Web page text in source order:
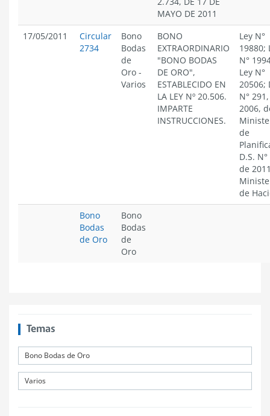
MAYO DE 2011
17/05/2011
Circular
2734
Bono
Bodas
de
Oro -
Varios
BONO
EXTRAORDINARIO
"BONO BODAS
DE ORO",
ESTABLECIDO EN
LA LEY Nº 20.506.
IMPARTE
INSTRUCCIONES.
Ley N°
19880;
N°
Ley N°
20506;
N°
2006,
de
D.S.
de
de
Bono
Bodas
de Oro
Bono
Bodas
de
Oro
Temas
Bono Bodas de Oro
Varios